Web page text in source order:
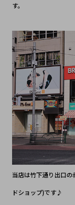
す。
当店は竹下通り出口
ドショップ)です♪